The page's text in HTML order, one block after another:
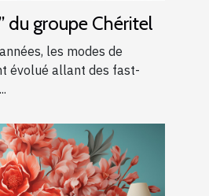
du groupe Chéritel
les modes de
évolué allant des fast-